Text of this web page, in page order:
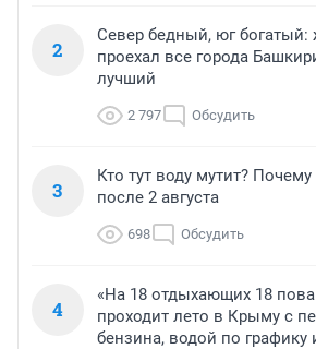
2
Север бедный, юг богатый:
проехал все города
лучший
2 797 Обсудить
3
Кто тут воду мутит?
после 2 августа
698 Обсудить
4
«На 18 отдыхающих 18
проходит лето в Крыму с
бензина, водой по